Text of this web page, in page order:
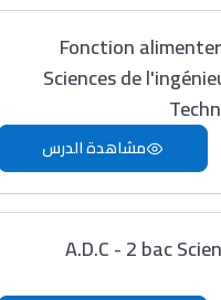
Fonction
Sciences de
مشاهدة الدرس
A.D.C - 2 bac